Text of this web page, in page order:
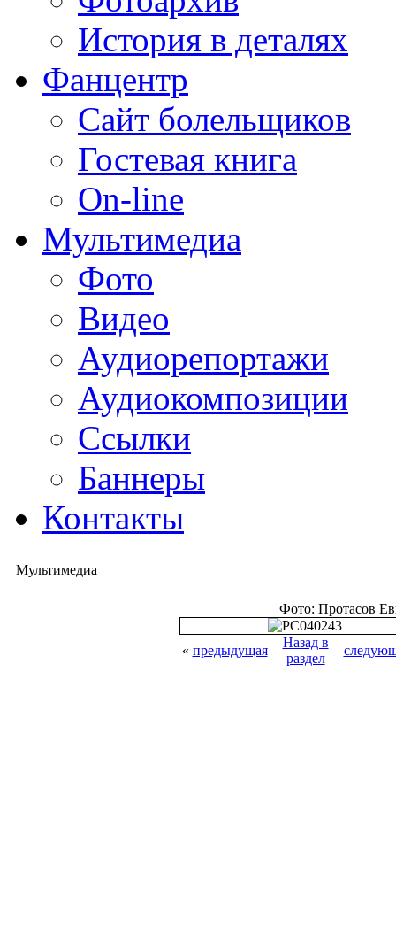
История в деталях
Фанцентр
Сайт болельщиков
Гостевая книга
On-line
Мультимедиа
Фото
Видео
Аудиорепортажи
Аудиокомпозиции
Ссылки
Баннеры
Контакты
Мультимедиа
Фото: Протасов
« предыдущая
Назад в
раздел